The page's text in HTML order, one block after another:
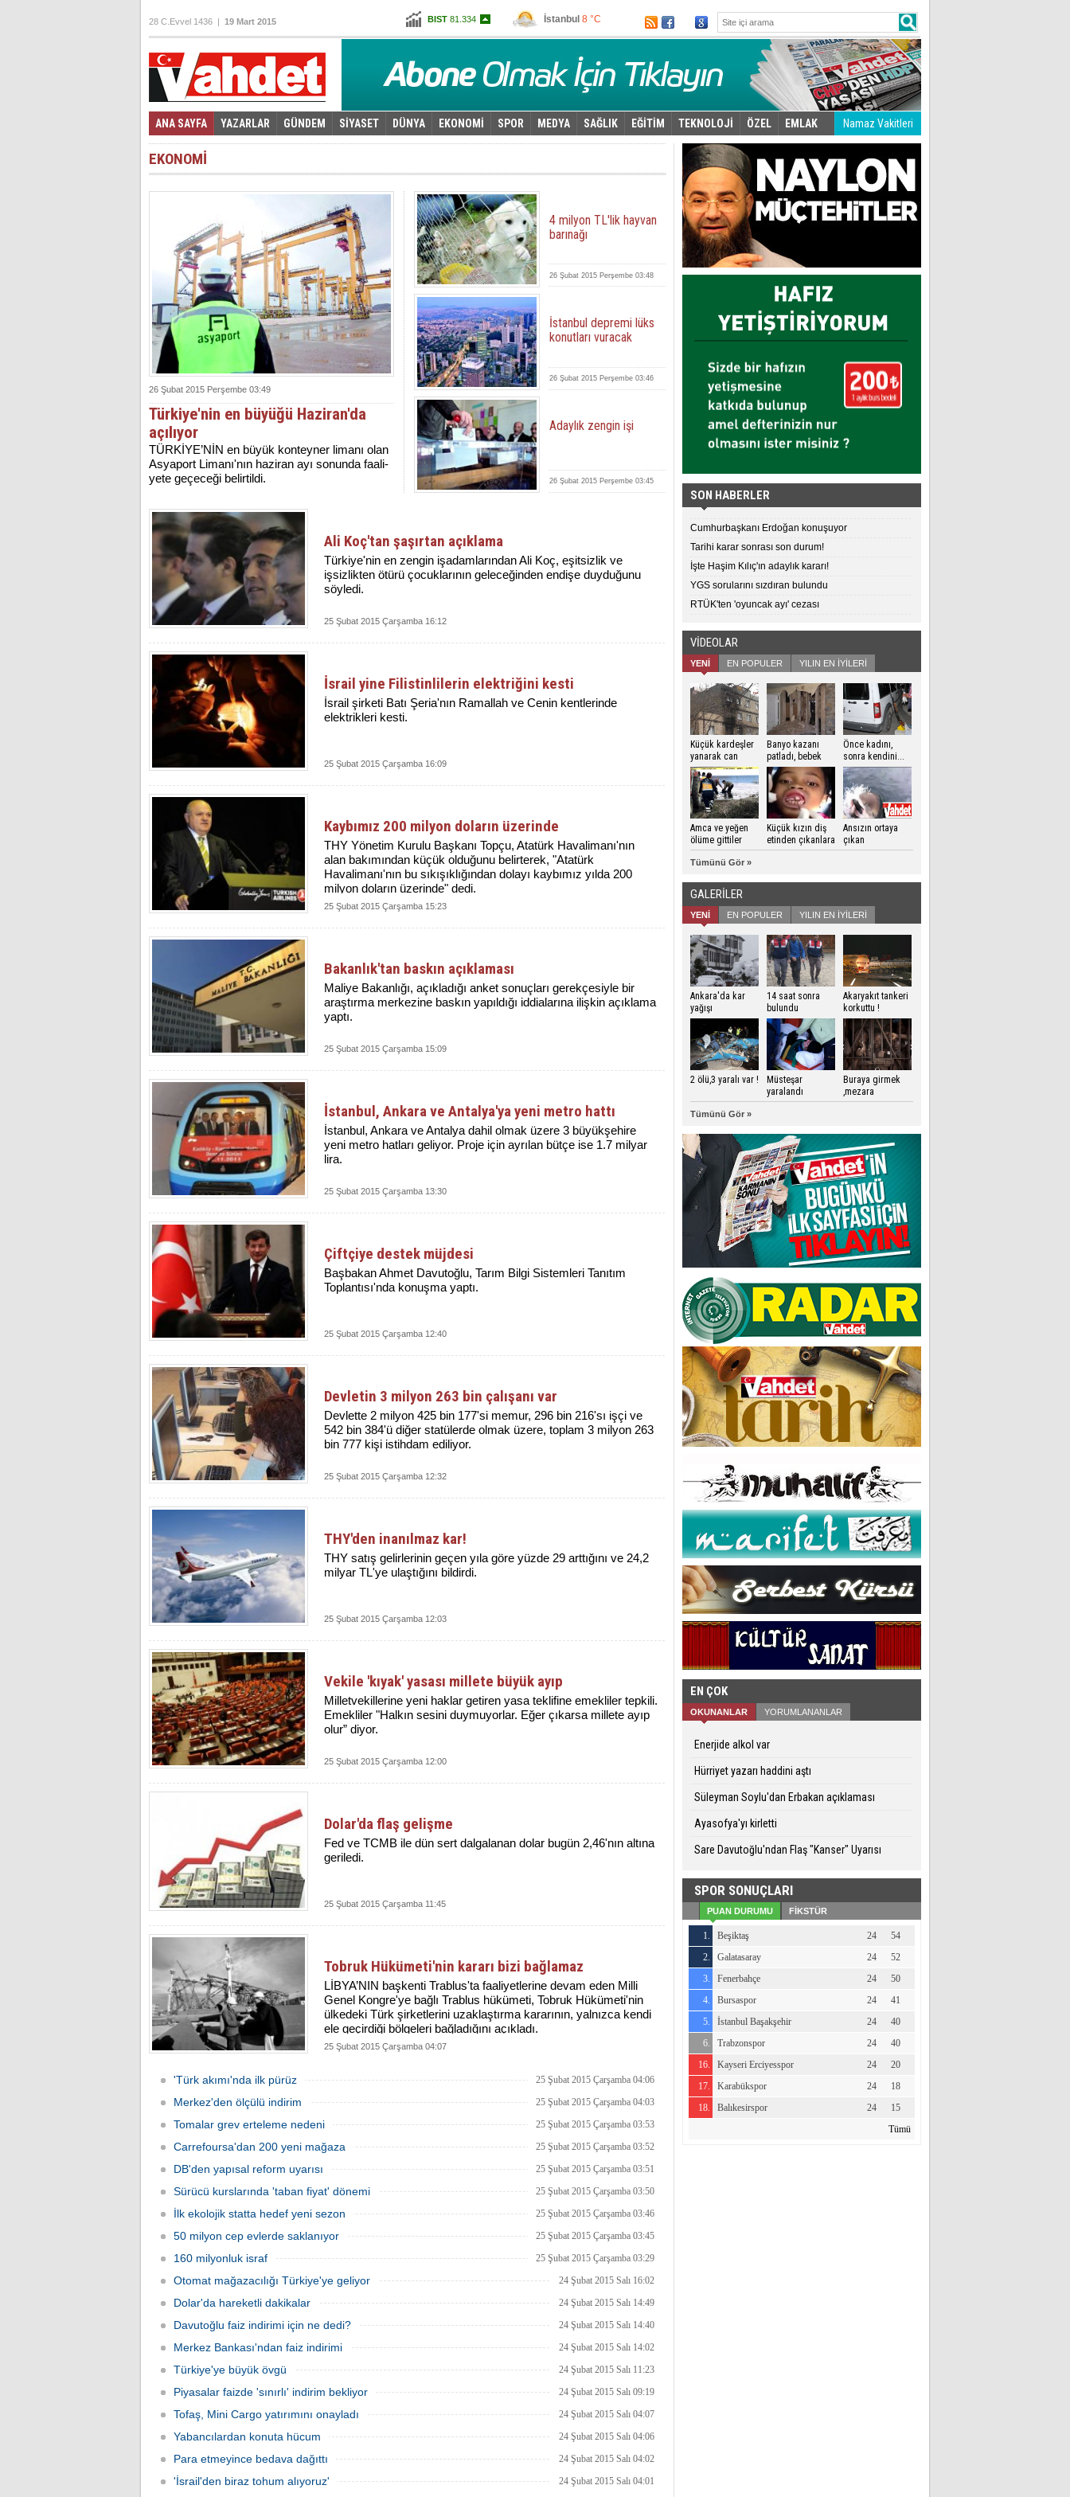
Altın 96,930
Euro2,7740
Ankara3 °C
Namaz Vakitleri
28 C.Evvel 1436 | 19 Mart 2015
ANA SAYFA YAZARLAR GÜNDEM SİYASET DÜNYA EKONOMİ SPOR MEDYA SAĞLIK EĞİTİM TEKNOLOJİ ÖZEL EMLAK
Foto Galeri | Video Galeri
EKONOMİ
26 Şubat 2015 Perşembe 03:49
Türkiye'nin en büyüğü Haziran'da
açılıyor
TÜR­Kİ­YE­’NİN en bü­yük kon­tey­ner li­ma­nı olan
As­ya­port Li­ma­nı'nın ha­zi­ran ayı so­nun­da fa­ali­
ye­te ge­çe­ce­ği be­lir­til­di.
4 milyon TL'lik hayvan
barınağı
26 Şubat 2015 Perşembe 03:48
İstanbul depremi lüks
konutları vuracak
26 Şubat 2015 Perşembe 03:46
Adaylık zengin işi
26 Şubat 2015 Perşembe 03:45
Ali Koç'tan şaşırtan açıklama
Türkiye'nin en zengin işadamlarından Ali Koç, eşitsizlik ve
işsizlikten ötürü çocuklarının geleceğinden endişe duyduğunu
söyledi.
25 Şubat 2015 Çarşamba 16:12
İsrail yine Filistinlilerin elektriğini kesti
İsrail şirketi Batı Şeria'nın Ramallah ve Cenin kentlerinde
elektrikleri kesti.
25 Şubat 2015 Çarşamba 16:09
Kaybımız 200 milyon doların üzerinde
THY Yönetim Kurulu Başkanı Topçu, Atatürk Havalimanı'nın
alan bakımından küçük olduğunu belirterek, "Atatürk
Havalimanı'nın bu sıkışıklığından dolayı kaybımız yılda 200
milyon doların üzerinde" dedi.
25 Şubat 2015 Çarşamba 15:23
Bakanlık'tan baskın açıklaması
Maliye Bakanlığı, açıkladığı anket sonuçları gerekçesiyle bir
araştırma merkezine baskın yapıldığı iddialarına ilişkin açıklama
yaptı.
25 Şubat 2015 Çarşamba 15:09
İstanbul, Ankara ve Antalya'ya yeni metro hattı
İstanbul, Ankara ve Antalya dahil olmak üzere 3 büyükşehire
yeni metro hatları geliyor. Proje için ayrılan bütçe ise 1.7 milyar
lira.
25 Şubat 2015 Çarşamba 13:30
Çiftçiye destek müjdesi
Başbakan Ahmet Davutoğlu, Tarım Bilgi Sistemleri Tanıtım
Toplantısı'nda konuşma yaptı.
25 Şubat 2015 Çarşamba 12:40
Devletin 3 milyon 263 bin çalışanı var
Devlette 2 milyon 425 bin 177'si memur, 296 bin 216'sı işçi ve
542 bin 384'ü diğer statülerde olmak üzere, toplam 3 milyon 263
bin 777 kişi istihdam ediliyor.
25 Şubat 2015 Çarşamba 12:32
THY'den inanılmaz kar!
THY satış gelirlerinin geçen yıla göre yüzde 29 arttığını ve 24,2
milyar TL'ye ulaştığını bildirdi.
25 Şubat 2015 Çarşamba 12:03
Vekile 'kıyak' yasası millete büyük ayıp
Milletvekillerine yeni haklar getiren yasa teklifine emekliler tepkili.
Emekliler "Halkın sesini duymuyorlar. Eğer çıkarsa millete ayıp
olur” diyor.
25 Şubat 2015 Çarşamba 12:00
Dolar'da flaş gelişme
Fed ve TCMB ile dün sert dalgalanan dolar bugün 2,46'nın altına
geriledi.
25 Şubat 2015 Çarşamba 11:45
Tobruk Hükümeti'nin kararı bizi bağlamaz
LİBYA’NIN başkenti Trablus'ta faaliyetlerine devam eden Milli
Genel Kongre'ye bağlı Trablus hükümeti, Tobruk Hükümeti'nin
ülkedeki Türk şirketlerini uzaklaştırma kararının, yalnızca kendi
ele geçirdiği bölgeleri bağladığını açıkladı.
25 Şubat 2015 Çarşamba 04:07
'Türk akımı'nda ilk pürüz 25 Şubat 2015 Çarşamba 04:06
Merkez'den ölçülü indirim 25 Şubat 2015 Çarşamba 04:03
Tomalar grev erteleme nedeni 25 Şubat 2015 Çarşamba 03:53
Carrefoursa'dan 200 yeni mağaza 25 Şubat 2015 Çarşamba 03:52
DB'den yapısal reform uyarısı 25 Şubat 2015 Çarşamba 03:51
Sürücü kurslarında 'taban fiyat' dönemi 25 Şubat 2015 Çarşamba 03:50
İlk ekolojik statta hedef yeni sezon 25 Şubat 2015 Çarşamba 03:46
50 milyon cep evlerde saklanıyor 25 Şubat 2015 Çarşamba 03:45
160 milyonluk israf 25 Şubat 2015 Çarşamba 03:29
Otomat mağazacılığı Türkiye'ye geliyor 24 Şubat 2015 Salı 16:02
Dolar'da hareketli dakikalar 24 Şubat 2015 Salı 14:49
Davutoğlu faiz indirimi için ne dedi? 24 Şubat 2015 Salı 14:40
Merkez Bankası'ndan faiz indirimi 24 Şubat 2015 Salı 14:02
Türkiye'ye büyük övgü 24 Şubat 2015 Salı 11:23
Piyasalar faizde 'sınırlı' indirim bekliyor 24 Şubat 2015 Salı 09:19
Tofaş, Mini Cargo yatırımını onayladı 24 Şubat 2015 Salı 04:07
Yabancılardan konuta hücum 24 Şubat 2015 Salı 04:06
Para etmeyince bedava dağıttı 24 Şubat 2015 Salı 04:02
'İsrail'den biraz tohum alıyoruz' 24 Şubat 2015 Salı 04:01
SON HABERLER
Cumhurbaşkanı Erdoğan konuşuyor
Tarihi karar sonrası son durum!
İşte Haşim Kılıç'ın adaylık kararı!
YGS sorularını sızdıran bulundu
RTÜK'ten 'oyuncak ayı' cezası
VİDEOLAR
YENİ EN POPULER YILIN EN İYİLERİ
Küçük kardeşler
yanarak can
verdi !
Banyo kazanı
patladı, bebek
kamerası
kaydetti
Önce kadını,
sonra kendini...
Amca ve yeğen
ölüme gittiler
Küçük kızın diş
etinden çıkanlara
inanamayacaksınız
Ansızın ortaya
çıkan
köpekbalığı
Tümünü Gör »
GALERİLER
YENİ EN POPULER YILIN EN İYİLERİ
Ankara'da kar
yağışı
14 saat sonra
bulundu
Akaryakıt tankeri
korkuttu !
2 ölü,3 yaralı var !
Müsteşar
yaralandı
Buraya girmek
,mezara
düşmekten beter
Tümünü Gör »
EN ÇOK
OKUNANLAR YORUMLANANLAR
Enerjide alkol var
Hürriyet yazarı haddini aştı
Süleyman Soylu'dan Erbakan açıklaması
Ayasofya'yı kirletti
Sare Davutoğlu'ndan Flaş "Kanser" Uyarısı
SPOR SONUÇLARI
PUAN DURUMU FİKSTÜR
1. Beşiktaş 24 54
19
2. Galatasaray 24 52
15
3. Fenerbahçe 24 50
20
4. Bursaspor 24 41
17
5. İstanbul Başakşehir 24 40
15
6. Trabzonspor 24 40
8
16. Kayseri Erciyesspor 24 20
-11
17. Karabükspor 24 18
-11
18. Balıkesirspor 24 15
Tümü